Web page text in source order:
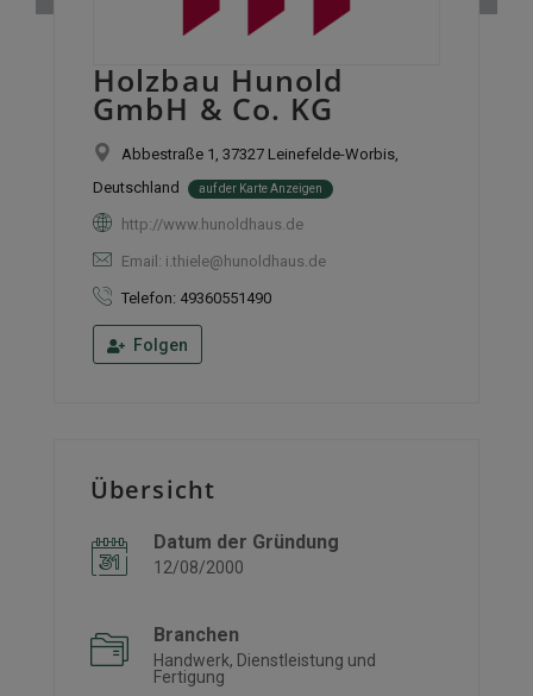
Holzbau Hunold
GmbH & Co. KG
Abbestraße 1, 37327 Leinefelde-Worbis,
Deutschland
auf der Karte Anzeigen
http://www.hunoldhaus.de
Email: i.thiele@hunoldhaus.de
Telefon: 49360551490
Folgen
Übersicht
Datum der Gründung
12/08/2000
Branchen
Handwerk, Dienstleistung und
Fertigung